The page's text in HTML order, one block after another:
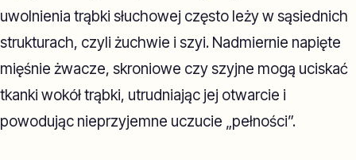
uwolnienia trąbki słuchowej często leży w sąsiednich
strukturach, czyli żuchwie i szyi. Nadmiernie napięte
mięśnie żwacze, skroniowe czy szyjne mogą uciskać
tkanki wokół trąbki, utrudniając jej otwarcie i
powodując nieprzyjemne uczucie „pełności”.